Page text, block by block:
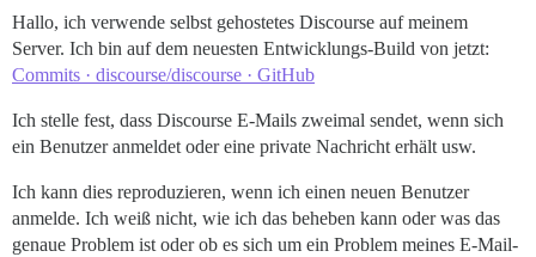
Hallo, ich verwende selbst gehostetes Discourse auf meinem
Server. Ich bin auf dem neuesten Entwicklungs-Build von jetzt:
Commits · discourse/discourse · GitHub
Ich stelle fest, dass Discourse E-Mails zweimal sendet, wenn sich
ein Benutzer anmeldet oder eine private Nachricht erhält usw.
Ich kann dies reproduzieren, wenn ich einen neuen Benutzer
anmelde. Ich weiß nicht, wie ich das beheben kann oder was das
genaue Problem ist oder ob es sich um ein Problem meines E-Mail-